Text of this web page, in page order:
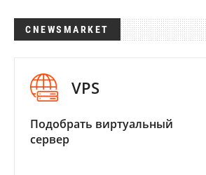
CNEWSMARKET
VPS
Подобрать виртуальный
сервер